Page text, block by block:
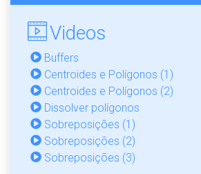
Videos
Buffers
Centroides e Polígonos (1)
Centroides e Polígonos (2)
Dissolver polígonos
Sobreposições (1)
Sobreposições (2)
Sobreposições (3)